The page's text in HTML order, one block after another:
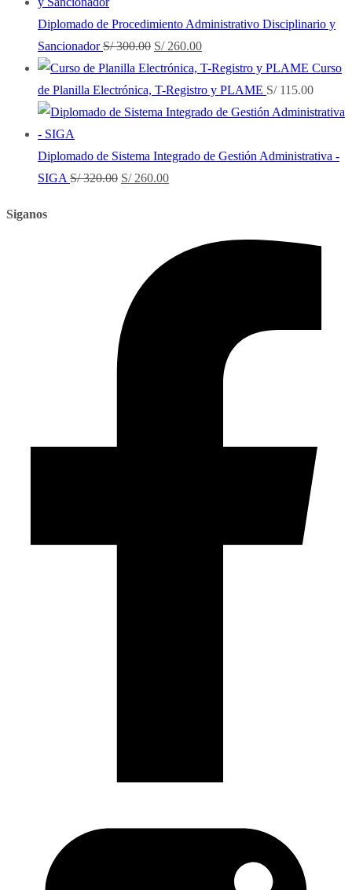
era:
S/ 130.00.
es:
S/ 110.00.
Diplomado de Procedimiento Administrativo Disciplinario y
Sancionador S/300.00 El
precio
original
era:
S/260.00El
precio
actual
es:
Curso
de Planilla Electrónica, T-Registro y PLAME S/115.00
Diplomado de Sistema Integrado de Gestión Administrativa -
SIGA S/320.00 El
S/ 320.00.
S/260.00El
S/ 260.00.
Siganos